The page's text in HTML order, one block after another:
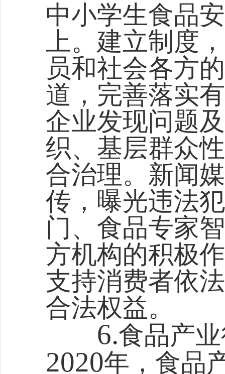
中小学生食品
上。建立制度
员和社会各方
道，完善落实
企业发现问题
织、基层群众
合治理。新闻
传，曝光违法
门、食品专家
方机构的积极
支持消费者依
合法权益。
6.食品产
2020年，食品